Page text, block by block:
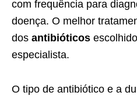
com frequência para
doença. O melhor
dos antibióticos
especialista.
O tipo de antibiótico e a